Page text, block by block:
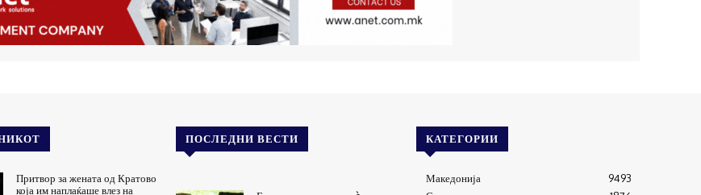
Притвор за жената од Кратово
која им наплаќаше влез на
ПОСЛЕДНИ ВЕСТИ КАТЕГОРИИ
Македонија
9493